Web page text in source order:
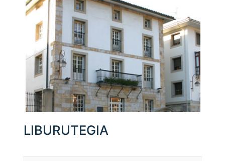
LIBURUTEGIA